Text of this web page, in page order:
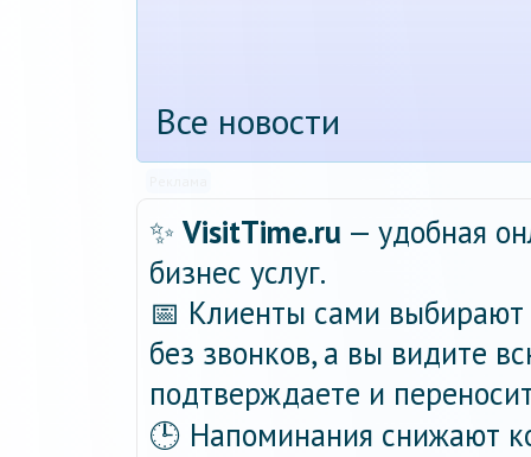
Все новости
✨ VisitTime.ru — удобная
бизнес услуг.
📅 Клиенты сами
без звонков, а вы видите
подтверждаете и
🕒 Напоминания снижают